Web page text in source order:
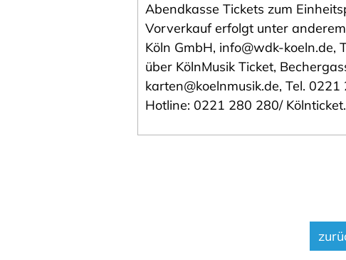
Abendkasse Tickets zum
Vorverkauf erfolgt unter
Köln GmbH, info@wdk-koeln.de,
über KölnMusik Ticket,
karten@koelnmusik.de, Tel.
Hotline: 0221 280 280/